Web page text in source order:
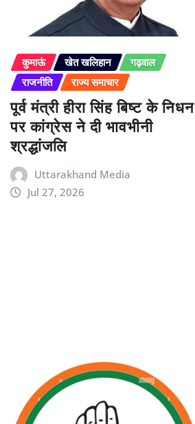
कुमाऊं खेत खलिहान
गढ़वाल
राजनीति
राज्य समाचार
पूर्व मंत्री हीरा सिंह बिष्ट के निधन
पर कांग्रेस ने दी भावभीनी
श्रद्धांजलि
Uttarakhand Media
Jul 27, 2026